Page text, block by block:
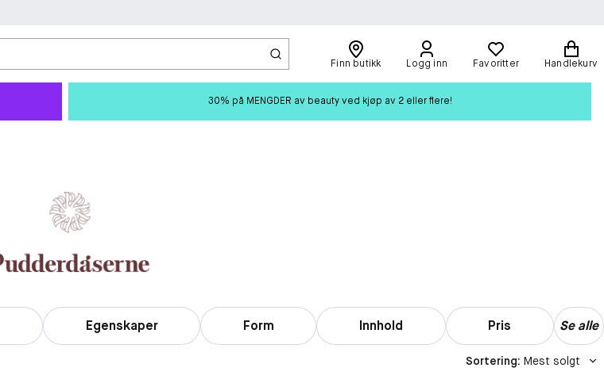
Finn butikk Logg inn Favoritter Handlekurv
30% på MENGDER av beauty ved kjøp av 2 eller flere!
Egenskaper Form Innhold Pris Se alle
Sortering: Mest solgt